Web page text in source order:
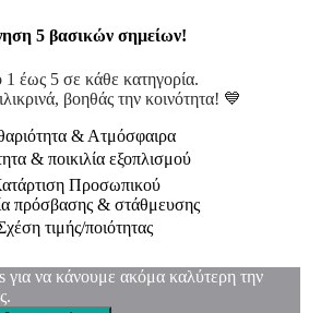
5 βασικών σημείων!
έως 5 σε κάθε κατηγορία.
βοηθάς την κοινότητα! 💙
& Ατμόσφαιρα
& ποικιλία εξοπλισμού
Προσωπικού
πρόσβασης & στάθμευσης
τιμής/ποιότητας
να κάνουμε ακόμα καλύτερη την